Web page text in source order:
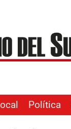
Política